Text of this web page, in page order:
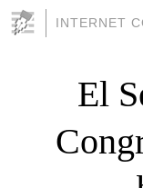
INTERNET
El